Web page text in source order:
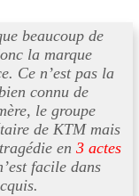
beaucoup de
la marque
Ce n’est pas la
connu de
le groupe
de KTM mais
en 3 actes
facile dans